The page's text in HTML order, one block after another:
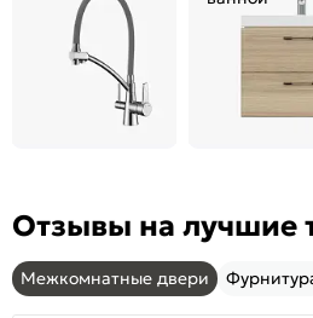
Отзывы на лучшие
Межкомнатные двери